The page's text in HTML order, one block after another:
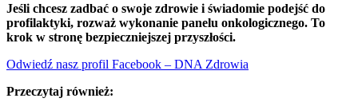
Jeśli chcesz zadbać o swoje zdrowie i świadomie podejść do
profilaktyki, rozważ wykonanie panelu onkologicznego. To
krok w stronę bezpieczniejszej przyszłości.
Odwiedź nasz profil Facebook – DNA Zdrowia
Przeczytaj również: